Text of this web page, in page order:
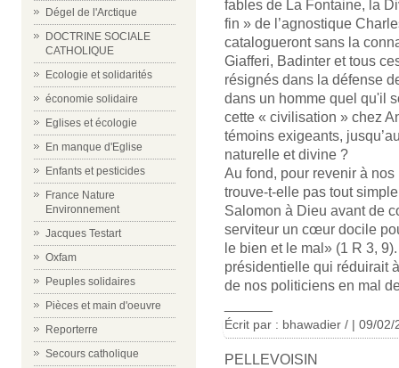
Dégel de l'Arctique
DOCTRINE SOCIALE
CATHOLIQUE
Ecologie et solidarités
économie solidaire
Eglises et écologie
En manque d'Eglise
Enfants et pesticides
France Nature
Environnement
Jacques Testart
Oxfam
Peuples solidaires
Pièces et main d'oeuvre
Reporterre
Secours catholique
fables de La Fontaine, la
fin » de l’agnostique
catalogueront sans la
Giafferi, Badinter et tous
résignés dans la défense
dans un homme quel qu'il
cette « civilisation » chez
témoins exigeants,
naturelle et divine ?
Au fond, pour revenir à
trouve-t-elle pas tout
Salomon à Dieu avant de
serviteur un cœur docile
le bien et le mal» (1 R 3,
présidentielle qui réduirait
de nos politiciens en mal
Écrit par : bhawadier / | 09/02/
PELLEVOISIN